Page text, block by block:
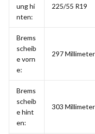
ung hi
nten:
225/55 R19
Brems
scheib
e vorn
e:
297
Brems
scheib
e hint
en:
303